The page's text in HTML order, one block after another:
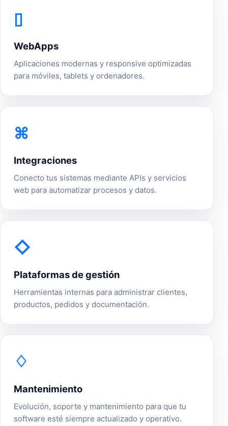
▯
WebApps
Aplicaciones modernas y responsive optimizadas
para móviles, tablets y ordenadores.
⌘
Integraciones
Conecto tus sistemas mediante APIs y servicios
web para automatizar procesos y datos.
◇
Plataformas de gestión
Herramientas internas para administrar clientes,
productos, pedidos y documentación.
♢
Mantenimiento
Evolución, soporte y mantenimiento para que tu
software esté siempre actualizado y operativo.